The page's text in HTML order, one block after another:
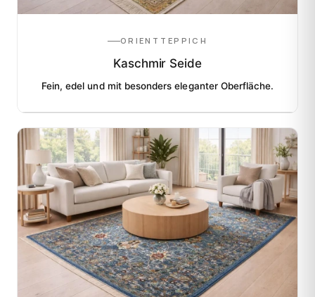
ORIENTTEPPICH
Kaschmir Seide
Fein, edel und mit besonders eleganter Oberfläche.